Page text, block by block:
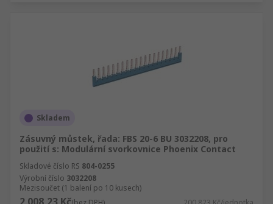
Skladem
Zásuvný můstek, řada: FBS 20-6 BU 3032208, pro
použití s: Modulární svorkovnice Phoenix Contact
Skladové číslo RS 804-0255
Výrobní číslo 3032208
Mezisoučet (1 balení po 10 kusech)